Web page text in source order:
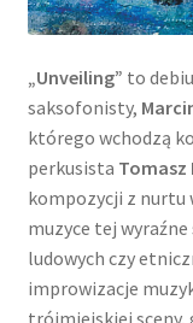
„Unveiling” to
saksofonisty,
którego wchodzą
perkusista Tomasz
kompozycji z nurtu
muzyce tej
ludowych czy
improwizacje
trójmiejskiej sceny,